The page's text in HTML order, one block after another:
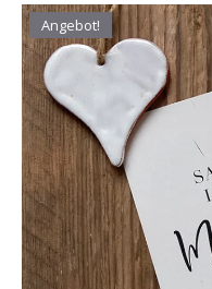
Angebot!